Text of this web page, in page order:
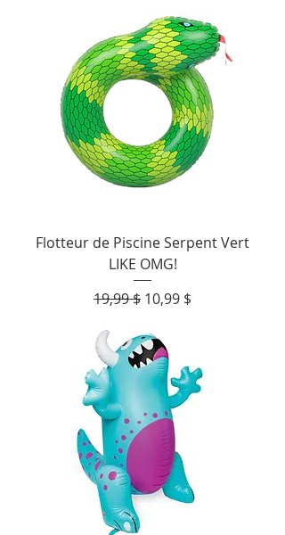
Flotteur de Piscine Serpent Vert
LIKE OMG!
Prix original
19,99 $ Prix promotionnel
10,99 $